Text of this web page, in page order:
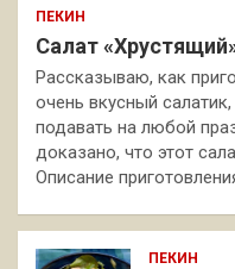
ПЕКИН
Салат
Рассказываю, как
очень вкусный
подавать на любой
доказано, что этот
Описание
ПЕКИН